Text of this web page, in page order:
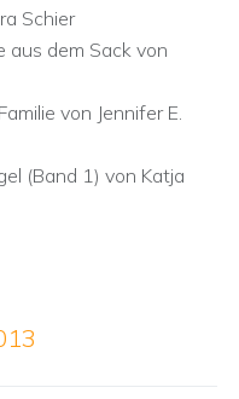
Schier
aus dem Sack von
von Jennifer E.
(Band 1) von Katja